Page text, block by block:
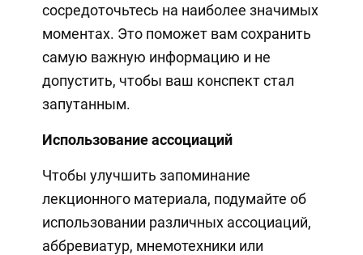
сосредоточьтесь на наиболее значимых
моментах. Это поможет вам сохранить
самую важную информацию и не
допустить, чтобы ваш конспект стал
запутанным.
Использование ассоциаций
Чтобы улучшить запоминание
лекционного материала, подумайте об
использовании различных ассоциаций,
аббревиатур, мнемотехники или